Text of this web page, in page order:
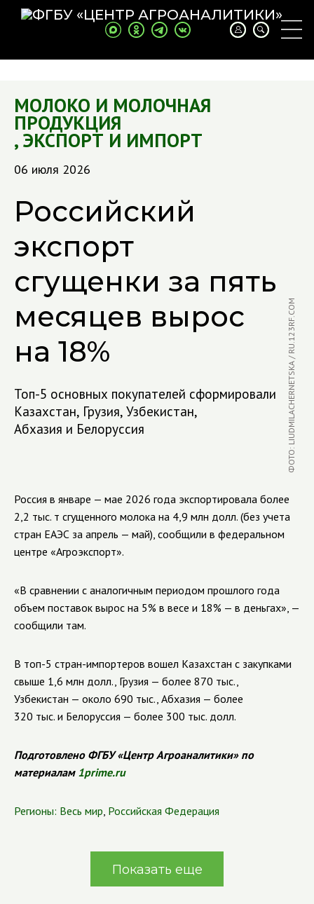
МОЛОКО И МОЛОЧНАЯ
ПРОДУКЦИЯ
, ЭКСПОРТ И ИМПОРТ
06 июля 2026
Российский
экспорт
сгущенки за пять
месяцев вырос
на 18%
Топ-5 основных покупателей сформировали
Казахстан, Грузия, Узбекистан,
Абхазия и Белоруссия
ФОТО: LIUDMILACHERNETSKA / RU.123RF.COM
Россия в январе — мае 2026 года экспортировала более
2,2 тыс. т сгущенного молока на 4,9 млн долл. (без учета
стран ЕАЭС за апрель — май), сообщили в федеральном
центре «Агроэкспорт».
«В сравнении с аналогичным периодом прошлого года
объем поставок вырос на 5% в весе и 18% — в деньгах», —
сообщили там.
В топ-5 стран-импортеров вошел Казахстан с закупками
свыше 1,6 млн долл., Грузия — более 870 тыс.,
Узбекистан — около 690 тыс., Абхазия — более
320 тыс. и Белоруссия — более 300 тыс. долл.
Подготовлено ФГБУ «Центр Агроаналитики» по
материалам 1prime.ru
Регионы: Весь мир, Российская Федерация
Показать еще